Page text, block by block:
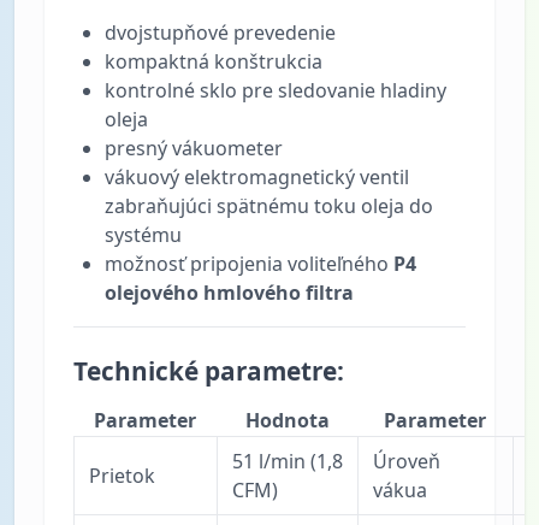
dvojstupňové prevedenie
kompaktná konštrukcia
kontrolné sklo pre sledovanie hladiny
oleja
presný vákuometer
vákuový elektromagnetický ventil
zabraňujúci spätnému toku oleja do
systému
možnosť pripojenia voliteľného P4
olejového hmlového filtra
Technické parametre:
Parameter Hodnota Parameter
Prietok
51 l/min (1,8
CFM)
Úroveň
vákua